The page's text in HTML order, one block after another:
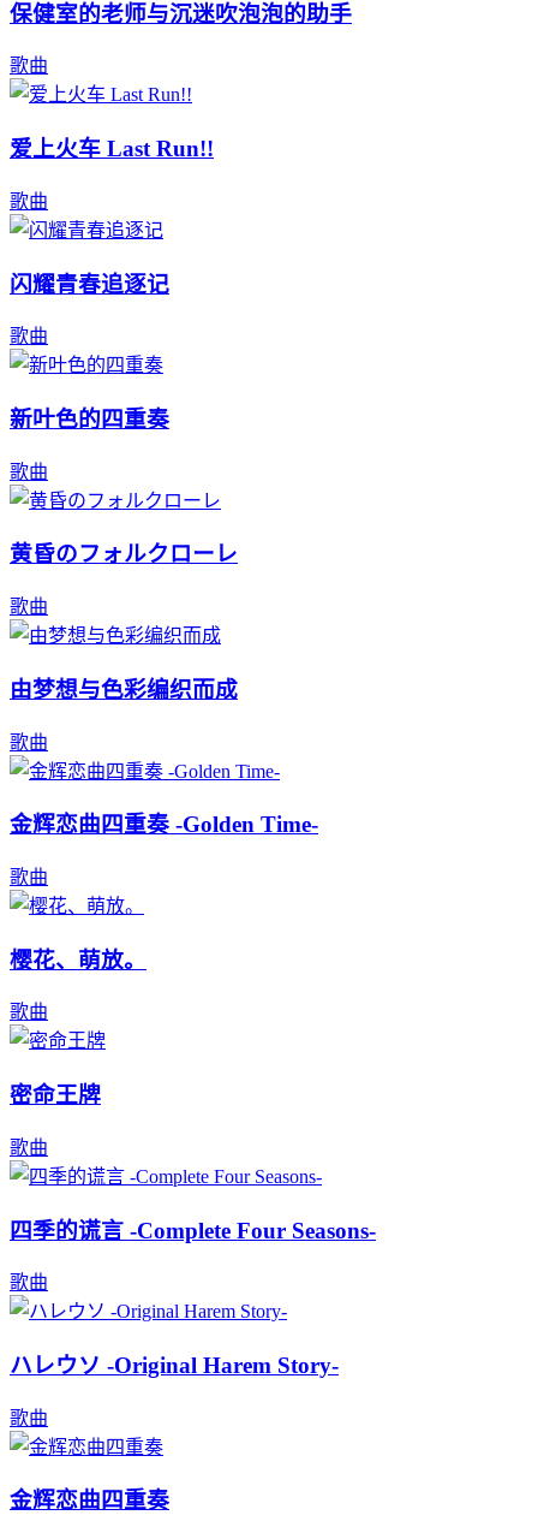
保健室的老师与沉迷吹泡泡的助手
歌曲
爱上火车 Last Run!!
歌曲
闪耀青春追逐记
歌曲
新叶色的四重奏
歌曲
黄昏のフォルクローレ
歌曲
由梦想与色彩编织而成
歌曲
金辉恋曲四重奏 -Golden Time-
歌曲
樱花、萌放。
歌曲
密命王牌
歌曲
四季的谎言 -Complete Four Seasons-
歌曲
ハレウソ -Original Harem Story-
歌曲
金辉恋曲四重奏